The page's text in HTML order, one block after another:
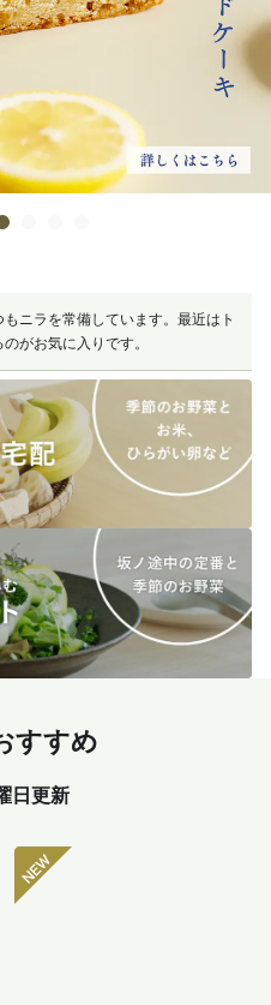
ニラを常備しています。最近はト
がお気に入りです。
すすめ
日更新